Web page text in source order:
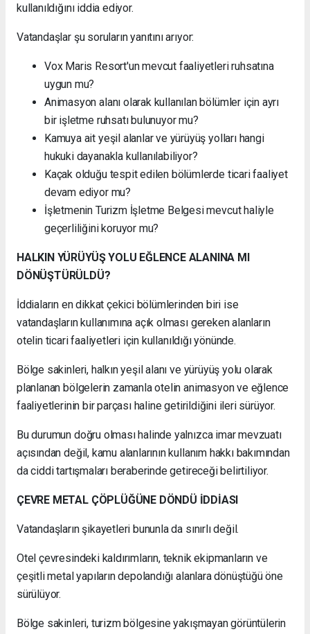
kullanıldığını iddia ediyor.
Vatandaşlar şu soruların yanıtını arıyor:
Vox Maris Resort'un mevcut faaliyetleri ruhsatına
uygun mu?
Animasyon alanı olarak kullanılan bölümler için ayrı
bir işletme ruhsatı bulunuyor mu?
Kamuya ait yeşil alanlar ve yürüyüş yolları hangi
hukuki dayanakla kullanılabiliyor?
Kaçak olduğu tespit edilen bölümlerde ticari faaliyet
devam ediyor mu?
İşletmenin Turizm İşletme Belgesi mevcut haliyle
geçerliliğini koruyor mu?
HALKIN YÜRÜYÜŞ YOLU EĞLENCE ALANINA MI
DÖNÜŞTÜRÜLDÜ?
İddiaların en dikkat çekici bölümlerinden biri ise
vatandaşların kullanımına açık olması gereken alanların
otelin ticari faaliyetleri için kullanıldığı yönünde.
Bölge sakinleri, halkın yeşil alanı ve yürüyüş yolu olarak
planlanan bölgelerin zamanla otelin animasyon ve eğlence
faaliyetlerinin bir parçası haline getirildiğini ileri sürüyor.
Bu durumun doğru olması halinde yalnızca imar mevzuatı
açısından değil, kamu alanlarının kullanım hakkı bakımından
da ciddi tartışmaları beraberinde getireceği belirtiliyor.
ÇEVRE METAL ÇÖPLÜĞÜNE DÖNDÜ İDDİASI
Vatandaşların şikayetleri bununla da sınırlı değil.
Otel çevresindeki kaldırımların, teknik ekipmanların ve
çeşitli metal yapıların depolandığı alanlara dönüştüğü öne
sürülüyor.
Bölge sakinleri, turizm bölgesine yakışmayan görüntülerin